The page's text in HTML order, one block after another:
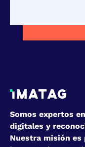
Somos expertos
digitales y
Nuestra misión es